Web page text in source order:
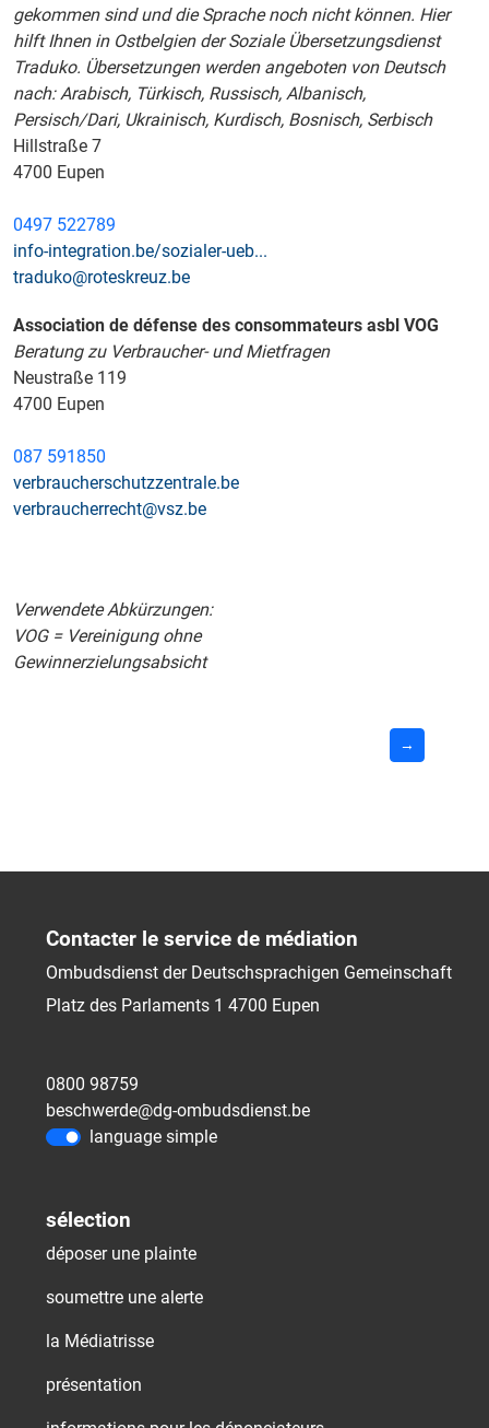
gekommen sind und die Sprache noch nicht können. Hier
hilft Ihnen in Ostbelgien der Soziale Übersetzungsdienst
Traduko. Übersetzungen werden angeboten von Deutsch
nach: Arabisch, Türkisch, Russisch, Albanisch,
Persisch/Dari, Ukrainisch, Kurdisch, Bosnisch, Serbisch
Hillstraße 7
4700 Eupen
0497 522789
info-integration.be/sozialer-ueb...
traduko@roteskreuz.be
Association de défense des consommateurs asbl VOG
Beratung zu Verbraucher- und Mietfragen
Neustraße 119
4700 Eupen
087 591850
verbraucherschutzzentrale.be
verbraucherrecht@vsz.be
Verwendete Abkürzungen:
VOG = Vereinigung ohne
Gewinnerzielungsabsicht
→
Contacter le service de médiation
Ombudsdienst der Deutschsprachigen Gemeinschaft
Platz des Parlaments 1 4700 Eupen
0800 98759
beschwerde@dg-ombudsdienst.be
language simple
sélection
déposer une plainte
soumettre une alerte
la Médiatrisse
présentation